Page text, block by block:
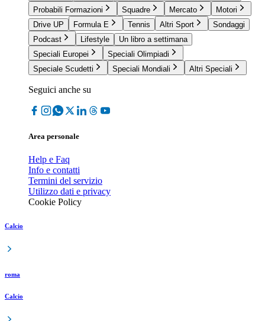
Probabili Formazioni
Squadre Mercato
Motori
Drive UP
Formula E Tennis Altri Sport
Sondaggi
Podcast
Lifestyle
Un libro a settimana
Speciali Europei
Speciali Olimpiadi
Speciale Scudetti
Speciali Mondiali Altri Speciali
Seguici anche su
Area personale
Help e Faq
Info e contatti
Termini del servizio
Utilizzo dati e privacy
Cookie Policy
Calcio
roma
Calcio